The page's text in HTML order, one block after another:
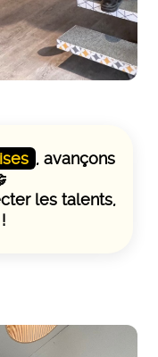
, avançons
les talents,